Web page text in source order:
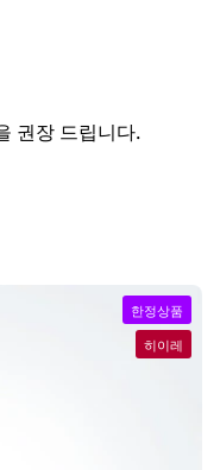
음 슬라이드
장 드립니다.
한정상품
히이레